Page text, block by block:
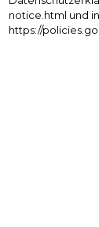
notice.html und
https://